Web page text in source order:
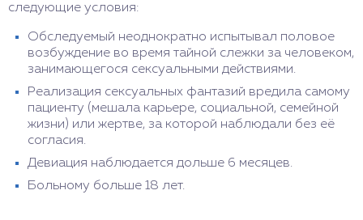
следующие условия:
Обследуемый неоднократно испытывал половое
возбуждение во время тайной слежки за человеком,
занимающегося сексуальными действиями.
Реализация сексуальных фантазий вредила самому
пациенту (мешала карьере, социальной, семейной
жизни) или жертве, за которой наблюдали без её
согласия.
Девиация наблюдается дольше 6 месяцев.
Больному больше 18 лет.